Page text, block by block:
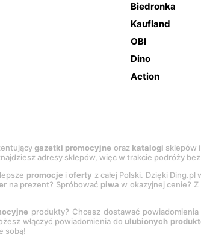
Biedronka
Kaufland
OBI
Dino
Action
gazetki promocyjne oraz katalogi sklepów
adresy sklepów, więc w trakcie podróży
promocje ioferty z całej Polski. Dzięki
na prezent? Spróbować piwa w okazyjnej cenie?
produkty? Chcesz dostawać
włączyć powiadomienia do ulubionych
sobą!